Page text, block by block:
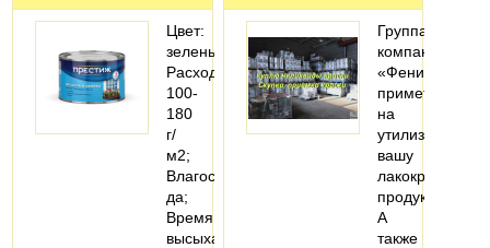
Цвет:
зеленый;
Расход:
100-
180
г/
м2;
Влагостойкость:
да;
Время
высыхания:
Группа
компаний
«Феникс»
примет
на
утилизацию
вашу
лакокрасочную
продукцию.
А
также